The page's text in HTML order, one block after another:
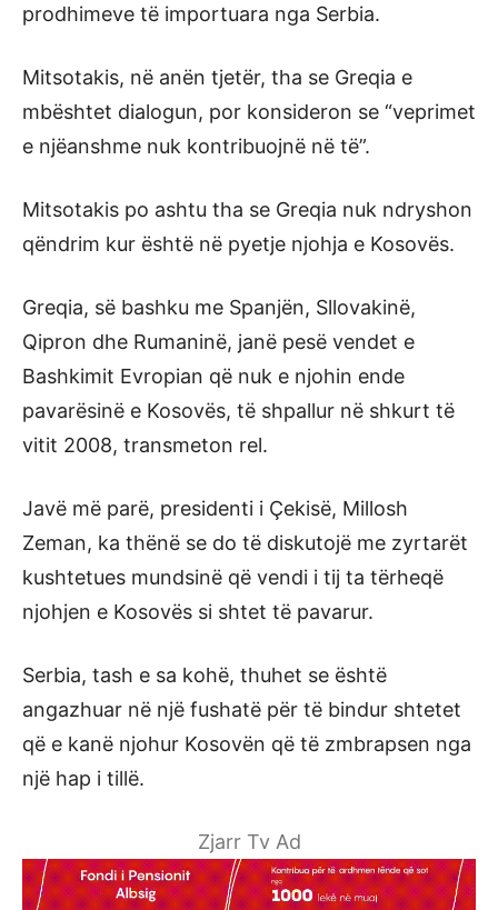
prodhimeve të importuara nga Serbia.
Mitsotakis, në anën tjetër, tha se Greqia e
mbështet dialogun, por konsideron se “veprimet
e njëanshme nuk kontribuojnë në të”.
Mitsotakis po ashtu tha se Greqia nuk ndryshon
qëndrim kur është në pyetje njohja e Kosovës.
Greqia, së bashku me Spanjën, Sllovakinë,
Qipron dhe Rumaninë, janë pesë vendet e
Bashkimit Evropian që nuk e njohin ende
pavarësinë e Kosovës, të shpallur në shkurt të
vitit 2008, transmeton rel.
Javë më parë, presidenti i Çekisë, Millosh
Zeman, ka thënë se do të diskutojë me zyrtarët
kushtetues mundsinë që vendi i tij ta tërheqë
njohjen e Kosovës si shtet të pavarur.
Serbia, tash e sa kohë, thuhet se është
angazhuar në një fushatë për të bindur shtetet
që e kanë njohur Kosovën që të zmbrapsen nga
një hap i tillë.
Zjarr Tv Ad